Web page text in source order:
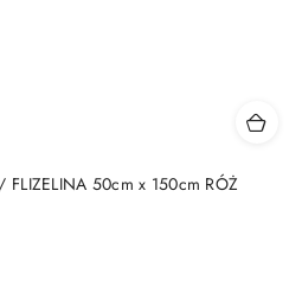
FLIZELINA 50cm x 150cm RÓŻ